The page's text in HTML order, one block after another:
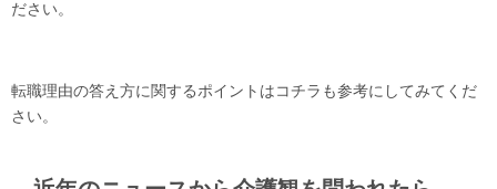
ださい。
転職理由の答え方に関するポイントはコチラも参考にしてみてくだ
さい。